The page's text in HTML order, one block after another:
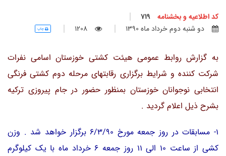
کد اطلاعیه و بخشنامه
دو شنبه دوم خرداد ماه 1390
1208 چاپ
به گزارش روابط عمومی هیئت کشتی خوزستان اسامی نفرات
شرکت کننده و شرایط برگزاری رقابتهای مرحله دوم کشتی فرنگی
انتخابی نوجوانان خوزستان بمنظور حضور در جام پیروزی ترکیه
بشرح ذیل اعلام گردید .
1- مسابقات در روز جمعه مورخ 6/3/90 برگزار خواهد شد . وزن
کشی از ساعت 10 الی 11 روز جمعه 6 خرداد ماه با یک کیلوگرم